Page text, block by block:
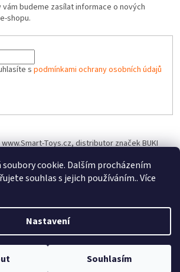
cookie. Dalším procházením
souhlas s jejich používáním.. Více
Nastavení
Souhlasím
vám budeme zasílat informace o nových
shopu.
s podmínkami ochrany osobních údajů
Toys.cz, distributor značek BUKI
. Všechna práva vyhrazena.Upravit